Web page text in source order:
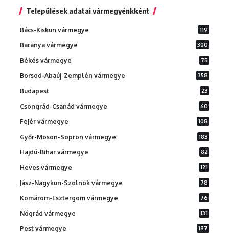
Települések adatai vármegyénkként
Bács-Kiskun vármegye 119
Baranya vármegye 300
Békés vármegye 75
Borsod-Abaúj-Zemplén vármegye 358
Budapest 23
Csongrád-Csanád vármegye 60
Fejér vármegye 108
Győr-Moson-Sopron vármegye 183
Hajdú-Bihar vármegye 82
Heves vármegye 121
Jász-Nagykun-Szolnok vármegye 78
Komárom-Esztergom vármegye 76
Nógrád vármegye 131
Pest vármegye 187